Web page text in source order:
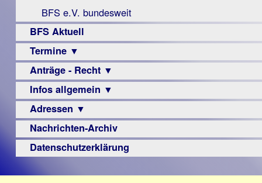
BFS e.V. bundesweit
BFS Aktuell
Termine ▼
Veranstaltungsprogramme
Anträge - Recht ▼
Archiv
Urteile
Infos allgemein ▼
Sehbehinderung
Frühförderung
Schule
–
Adressen ▼
Augenoptiker
Berufsbildungswerke
Nachrichten-Archiv
Datenschutzerklärung